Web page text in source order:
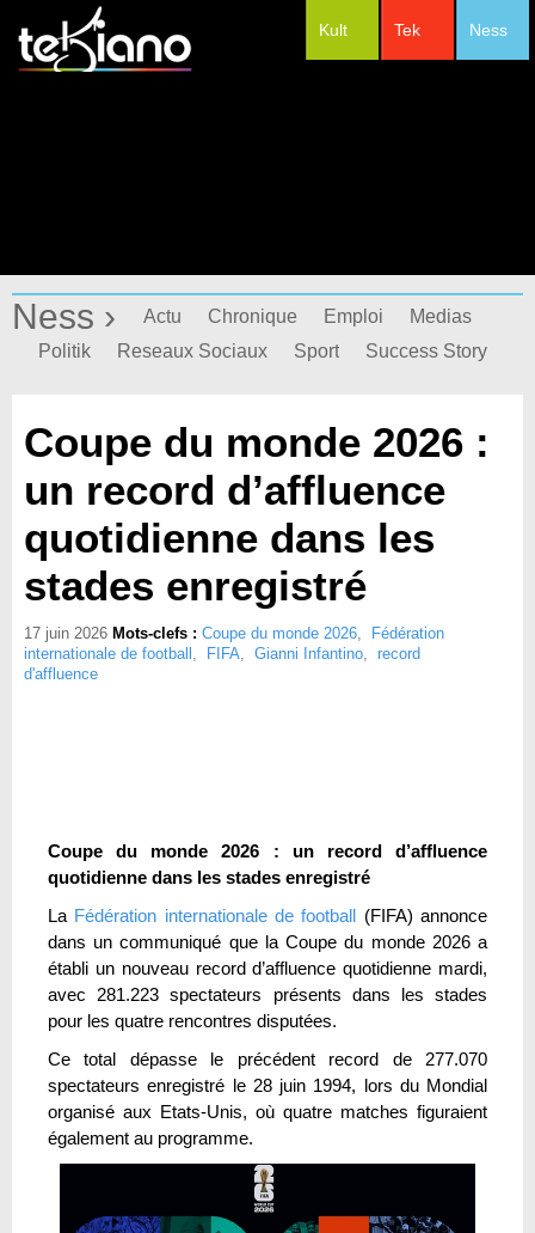
Ness
Tek
Kult
Ness › Actu Chronique Emploi
Medias
Politik
Reseaux Sociaux Sport Success Story
Coupe du monde 2026 :
un record d’affluence
quotidienne dans les
stades enregistré
17 juin 2026 Mots-clefs : Coupe du monde 2026,
Fédération
internationale de football , FIFA, Gianni Infantino, record
d'affluence
Coupe du monde 2026 : un record d’affluence
quotidienne dans les stades enregistré
La Fédération internationale de football (FIFA) annonce
dans un communiqué que la Coupe du monde 2026 a
établi un nouveau record d’affluence quotidienne mardi,
avec 281.223 spectateurs présents dans les stades
pour les quatre rencontres disputées.
Ce total dépasse le précédent record de 277.070
spectateurs enregistré le 28 juin 1994, lors du Mondial
organisé aux Etats-Unis, où quatre matches figuraient
également au programme.